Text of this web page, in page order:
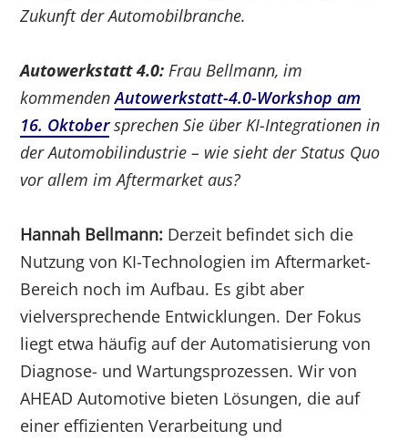
Zukunft der Automobilbranche.
Autowerkstatt 4.0: Frau Bellmann, im
kommendenAutowerkstatt-4.0-Workshop am
16. Oktober sprechen Sie über KI-Integrationen in
der Automobilindustrie – wie sieht der Status Quo
vor allem im Aftermarket aus?
Hannah Bellmann: Derzeit befindet sich die
Nutzung von KI-Technologien im Aftermarket-
Bereich noch im Aufbau. Es gibt aber
vielversprechende Entwicklungen. Der Fokus
liegt etwa häufig auf der Automatisierung von
Diagnose- und Wartungsprozessen. Wir von
AHEAD Automotive bieten Lösungen, die auf
einer effizienten Verarbeitung und